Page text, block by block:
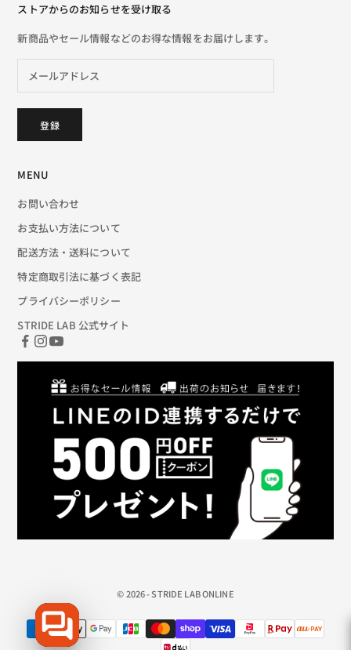
ストアからのお知らせを受け取る
新商品やセール情報などのお得な情報をお届けします。
登録
MENU
お問い合わせ
お支払い方法について
配送方法・送料について
特定商取引法に基づく表記
プライバシーポリシー
STRIDE LAB 公式サイト
© 2026 - STRIDE LAB ONLINE